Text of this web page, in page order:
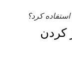
کرد؟
کردن